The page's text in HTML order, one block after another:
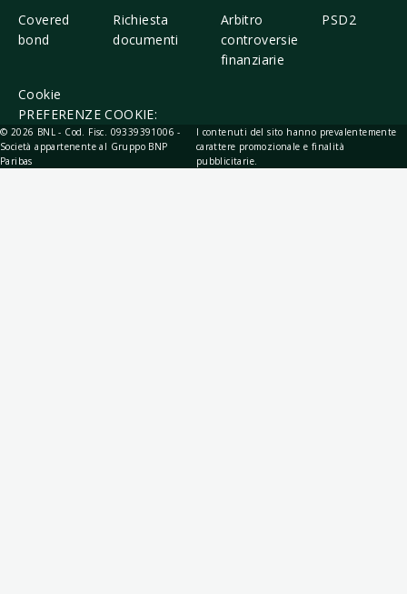
strumenti/prodotti finanziari. In particolare, gli
investimenti non danno garanzia di risultati futuri e
possono esporre al rischio di perdita parziale o
Covered
bond
Richiesta
documenti
Arbitro
controversie
finanziarie
PSD2
Cookie
PREFERENZE COOKIE:
© 2026 BNL - Cod. Fisc. 09339391006 -
Società appartenente al Gruppo BNP
Paribas
I contenuti del sito hanno prevalentemente
carattere promozionale e finalità
pubblicitarie.